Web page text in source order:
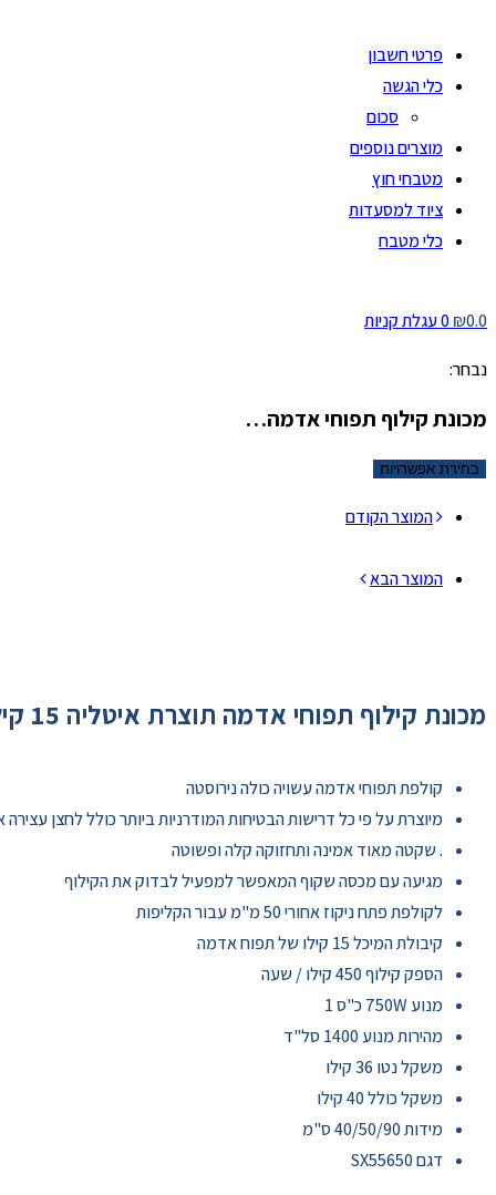
פרטי חשבון
כלי הגשה
סכום
מוצרים נוספים
מטבחי חוץ
ציוד למסעדות
כלי מטבח
₪0.0
0 עגלת קניות
נבחר:
מכונת קילוף תפוחי אדמה…
בחירת אפשרויות
המוצר הקודם
המוצר הבא
מכונת קילוף תפוחי אדמה תוצרת איטליה 15 קילו
קולפת תפוחי אדמה עשויה כולה נירוסטה
מיוצרת על פי כל דרישות הבטיחות המודרניות ביותר כולל לחצן עצירה
. שקטה מאוד אמינה ותחזוקה קלה ופשוטה
מגיעה עם מכסה שקוף המאפשר למפעיל לבדוק את הקילוף
לקולפת פתח ניקוז אחורי 50 מ"מ עבור הקליפות
קיבולת המיכל 15 קילו של תפוח אדמה
הספק קילוף 450 קילו / שעה
מנוע 750W כ"ס 1
מהירות מנוע 1400 סל"ד
משקל נטו 36 קילו
משקל כולל 40 קילו
מידות 40/50/90 ס"מ
דגם SX55650